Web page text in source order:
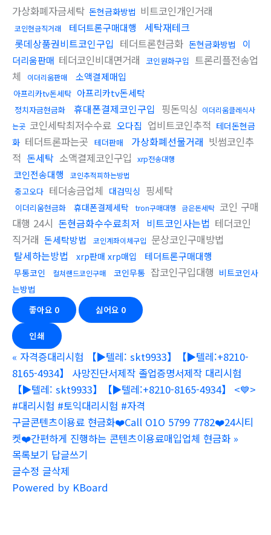
가상화폐자금세탁 돈현금화방법 비트코인개인거래
코인현금직거래 테더트론구매대행
세탁재테크
롯데상품권비트코인구입 테더트론현금화 돈현금화방법
이
더리움판매 테더코인비대면거래 코인원화구입
트론리플전송업
체
이더리움판매 소액결제매입
아프리카tv돈세탁 아프리카tv돈세탁
정치자금현금화 휴대폰결제코인구입 핑돈믹싱 이더리움클레식사
는곳 코인세탁최저수수료 오다집 업비트코인추적 테더돈현금
화 테더트론파는곳 테더판매 가상화폐선물거래 빗썸코인추
적 돈세탁 소액결제코인구입 xrp전송대행
코인전송대행 코인추적피하는방법
중고오다 테더송금업체 대검믹싱 핑세탁
이더리움현금화 휴대폰결제세탁 tron구매대행 금은돈세탁 코인 구매
대행 24시 돈현금화수수료최저 비트코인사는법 테더코인
직거래 돈세탁방법 코인계좌이체구입 문상코인구매방법
탈세하는방법
xrp판매 xrp매입 테더트론구매대행
무통코인 컬쳐랜드코인구매 코인무통 잡코인구입대행 비트코인사
는방법
좋아요 0 싫어요 0
인쇄
« 자격증대리시험 【▶텔레: skt9933】【▶텔레:+8210-
8165-4934】 사망진단서제작 졸업증명서제작 대리시험
【▶텔레: skt9933】【▶텔레:+8210-8165-4934】 <💙>
#대리시험 #토익대리시험 #자격
구글콘텐츠이용료 현금화❤️Call O1O 5799 7782❤️24시티
켓❤️간편하게 진행하는 콘텐츠이용료매입업체 현금화 »
목록보기 답글쓰기
글수정 글삭제
Powered by KBoard